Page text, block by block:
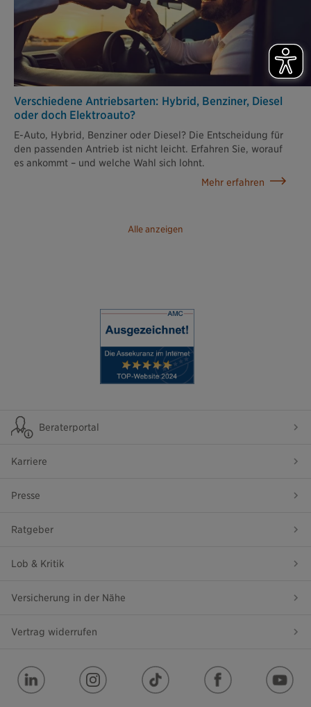
Alle anzeigen
Verschiedene Antriebsarten: Hybrid, Benziner, Diesel
oder doch Elektroauto?
E-Auto, Hybrid, Benziner oder Diesel? Die Entscheidung für
den passenden Antrieb ist nicht leicht. Erfahren Sie, worauf
es ankommt – und welche Wahl sich lohnt.
Mehr erfahren
Beraterportal
Karriere
Presse
Ratgeber
Lob & Kritik
Versicherung in der Nähe
Vertrag widerrufen